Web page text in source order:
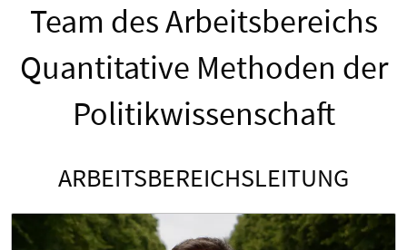
Team des Arbeitsbereichs
Quantitative Methoden der
Politikwissenschaft
ARBEITSBEREICHSLEITUNG